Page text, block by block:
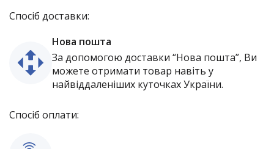
Спосіб доставки:
Нова пошта
За допомогою доставки “Нова пошта”, Ви
можете отримати товар навіть у
найвіддаленіших куточках України.
Спосіб оплати: